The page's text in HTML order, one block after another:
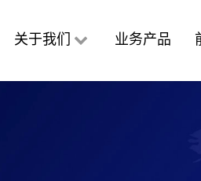
关于我们 业务产品